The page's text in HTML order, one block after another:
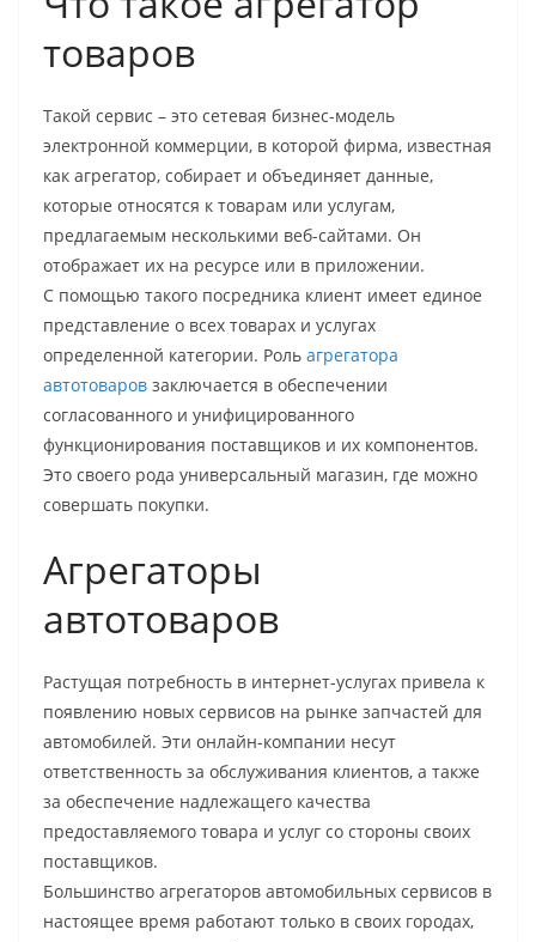
товаров
Такой сервис – это сетевая бизнес-модель
электронной коммерции, в которой фирма, известная
как агрегатор, собирает и объединяет данные,
которые относятся к товарам или услугам,
предлагаемым несколькими веб-сайтами. Он
отображает их на ресурсе или в приложении.
С помощью такого посредника клиент имеет единое
представление о всех товарах и услугах
определенной категории. Роль агрегатора
автотоваров заключается в обеспечении
согласованного и унифицированного
функционирования поставщиков и их компонентов.
Это своего рода универсальный магазин, где можно
совершать покупки.
Агрегаторы
автотоваров
Растущая потребность в интернет-услугах привела к
появлению новых сервисов на рынке запчастей для
автомобилей. Эти онлайн-компании несут
ответственность за обслуживания клиентов, а также
за обеспечение надлежащего качества
предоставляемого товара и услуг со стороны своих
поставщиков.
Большинство агрегаторов автомобильных сервисов в
настоящее время работают только в своих городах,